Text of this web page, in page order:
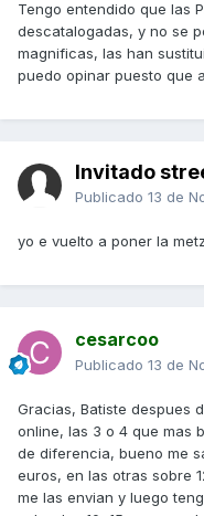
Tengo entendido que las
descatalogadas, y no se
magnificas, las han
puedo opinar puesto que
Invitado
Publicado 13 de
yo e vuelto a poner la
cesarcoo
Publicado 13 de
Gracias, Batiste despues
online, las 3 o 4 que mas
de diferencia, bueno me
euros, en las otras sobre
me las envian y luego